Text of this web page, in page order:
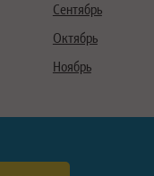
Сентябрь
Октябрь
Ноябрь